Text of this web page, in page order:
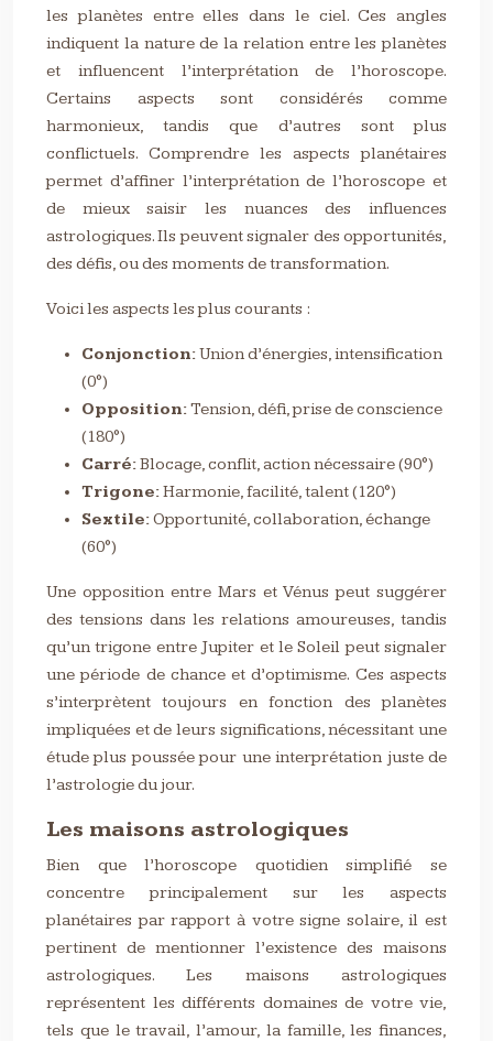
les planètes entre elles dans le ciel. Ces angles
indiquent la nature de la relation entre les planètes
et influencent l’interprétation de l’horoscope.
Certains aspects sont considérés comme
harmonieux, tandis que d’autres sont plus
conflictuels. Comprendre les aspects planétaires
permet d’affiner l’interprétation de l’horoscope et
de mieux saisir les nuances des influences
astrologiques. Ils peuvent signaler des opportunités,
des défis, ou des moments de transformation.
Voici les aspects les plus courants :
Conjonction:Union d’énergies, intensification
(0°)
Opposition:Tension, défi, prise de conscience
(180°)
Carré:Blocage, conflit, action nécessaire (90°)
Trigone:Harmonie, facilité, talent (120°)
Sextile:Opportunité, collaboration, échange
(60°)
Une opposition entre Mars et Vénus peut suggérer
des tensions dans les relations amoureuses, tandis
qu’un trigone entre Jupiter et le Soleil peut signaler
une période de chance et d’optimisme. Ces aspects
s’interprètent toujours en fonction des planètes
impliquées et de leurs significations, nécessitant une
étude plus poussée pour une interprétation juste de
l’astrologie du jour.
Les maisons astrologiques
Bien que l’horoscope quotidien simplifié se
concentre principalement sur les aspects
planétaires par rapport à votre signe solaire, il est
pertinent de mentionner l’existence des maisons
astrologiques. Les maisons astrologiques
représentent les différents domaines de votre vie,
tels que le travail, l’amour, la famille, les finances,